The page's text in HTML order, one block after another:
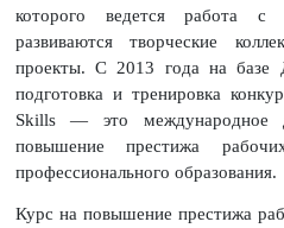
которого ведется работа
развиваются творческие
проекты. С 2013 года на базе
подготовка и тренировка
Skills — это международное
повышение престижа
профессионального образования.
Курс на повышение престижа